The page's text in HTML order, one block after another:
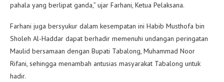
pahala yang berlipat ganda,” ujar Farhani, Ketua Pelaksana.
Farhani juga bersyukur dalam kesempatan ini Habib Musthofa bin
Sholeh Al-Haddar dapat berhadir memenuhi undangan peringatan
Maulid bersamaan dengan Bupati Tabalong, Muhammad Noor
Rifani, sehingga menambah antusias masyarakat Tabalong untuk
hadir.